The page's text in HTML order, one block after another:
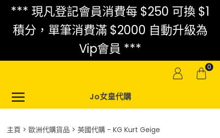
*** 現凡登記會員消費每 $250 可換 $1
積分，單筆消費滿 $2000 自動升級為
Vip會員 ***
0
Jo女皇代購
主頁 歐洲代購貨品 英國代購 - KG Kurt Geige